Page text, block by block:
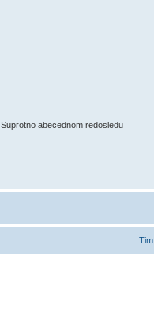
Suprotno abecednom redosledu
Tim